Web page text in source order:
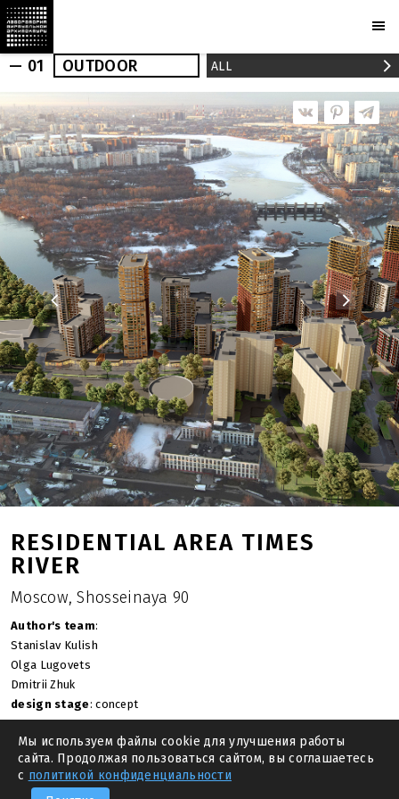
OUTDOOR INDOOR
NEWS PRESS
MARCHI BUREAU
AWARDS PARTNERS
CAMERAS PLOTCAPACITY
STORE CONTACTS
Ru En
— 01 OUTDOOR
PROJECTS
ALL
RESIDENTIAL AREA TIMES
RIVER
Moscow, Shosseinaya 90
Author's team:
Stanislav Kulish
Olga Lugovets
Dmitrii Zhuk
design stage: concept
year: 2021
area of the building site : 6.32 ha
total area: 308 256.4 sq.m.
—PREVIOUS
Мы используем файлы cookie для улучшения работы
сайта. Продолжая пользоваться сайтом, вы соглашаетесь
с политикой конфиденциальности